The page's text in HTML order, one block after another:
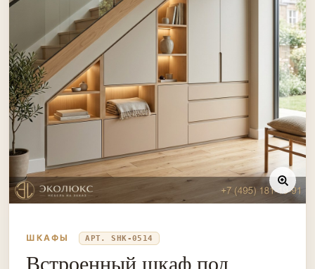
ШКАФЫ АРТ. SHK-0514
Встроенный шкаф под